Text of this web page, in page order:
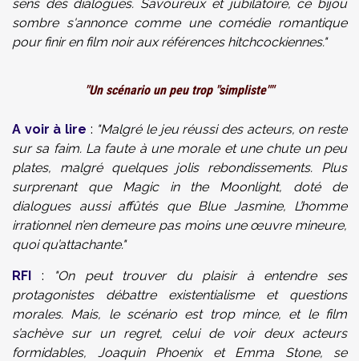
sens des dialogues. Savoureux et jubilatoire, ce bijou
sombre s'annonce comme une comédie romantique
pour finir en film noir aux références hitchcockiennes."
"Un scénario un peu trop "simpliste""
A voir à lire : "Malgré le jeu réussi des acteurs, on reste
sur sa faim. La faute à une morale et une chute un peu
plates, malgré quelques jolis rebondissements. Plus
surprenant que Magic in the Moonlight, doté de
dialogues aussi affûtés que Blue Jasmine, L’homme
irrationnel n’en demeure pas moins une œuvre mineure,
quoi qu’attachante."
RFI :
"On peut trouver du plaisir à entendre ses
protagonistes débattre existentialisme et questions
morales. Mais, le scénario est trop mince, et le film
s’achève sur un regret, celui de voir deux acteurs
formidables, Joaquin Phoenix et Emma Stone, se